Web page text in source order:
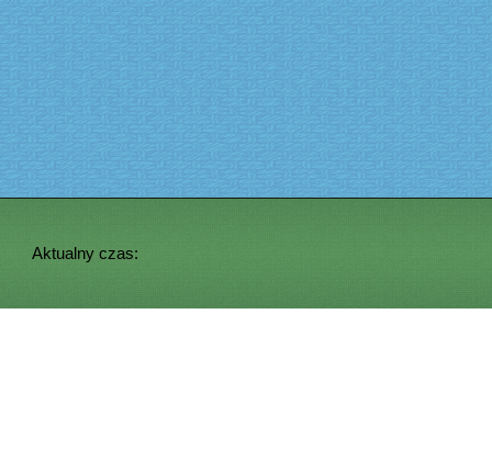
Aktualny czas: